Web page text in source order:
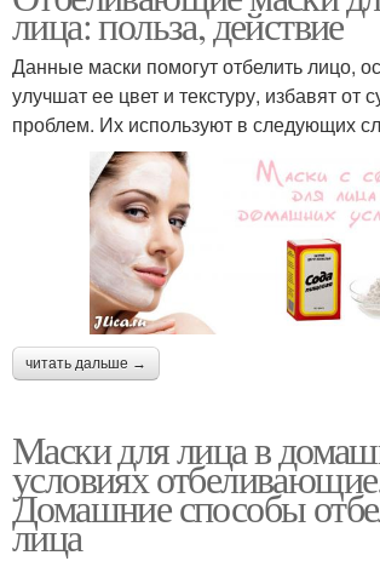
лица: польза, действие
Данные маски помогут отбелить лицо,
улучшат ее цвет и текстуру, избавят от
проблем. Их используют в следующих
читать дальше →
Маски для лица в
условиях
Домашние способы
лица